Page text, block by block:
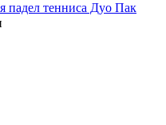
падел тенниса Дуо Пак